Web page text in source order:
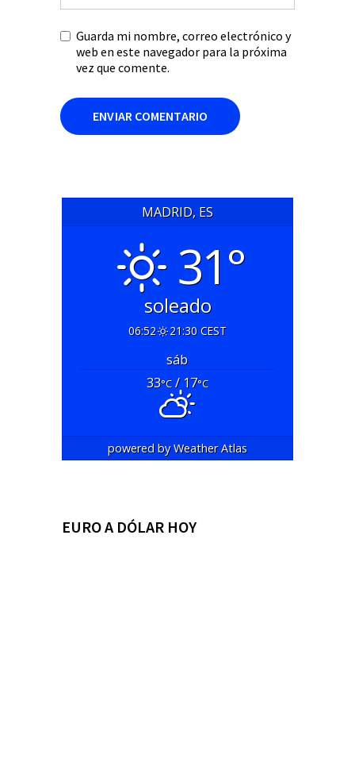
Guarda mi nombre, correo electrónico y
web en este navegador para la próxima
vez que comente.
MADRID, ES
31°
soleado
06:52 21:30 CEST
sáb
33°C/ 17°C
powered byWeather Atlas
EURO A DÓLAR HOY